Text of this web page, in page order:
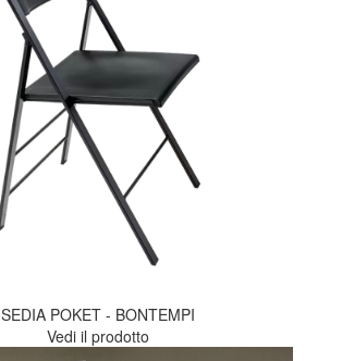
SEDIA POKET - BONTEMPI
Vedi il prodotto